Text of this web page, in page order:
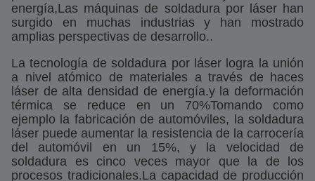
energía,Las máquinas de soldadura por láser han
surgido en muchas industrias y han mostrado
amplias perspectivas de desarrollo..
La tecnología de soldadura por láser logra la unión
a nivel atómico de materiales a través de haces
láser de alta densidad de energía.y la deformación
térmica se reduce en un 70%Tomando como
ejemplo la fabricación de automóviles, la soldadura
láser puede aumentar la resistencia de la carrocería
del automóvil en un 15%, y la velocidad de
soldadura es cinco veces mayor que la de los
procesos tradicionales.La capacidad de producción